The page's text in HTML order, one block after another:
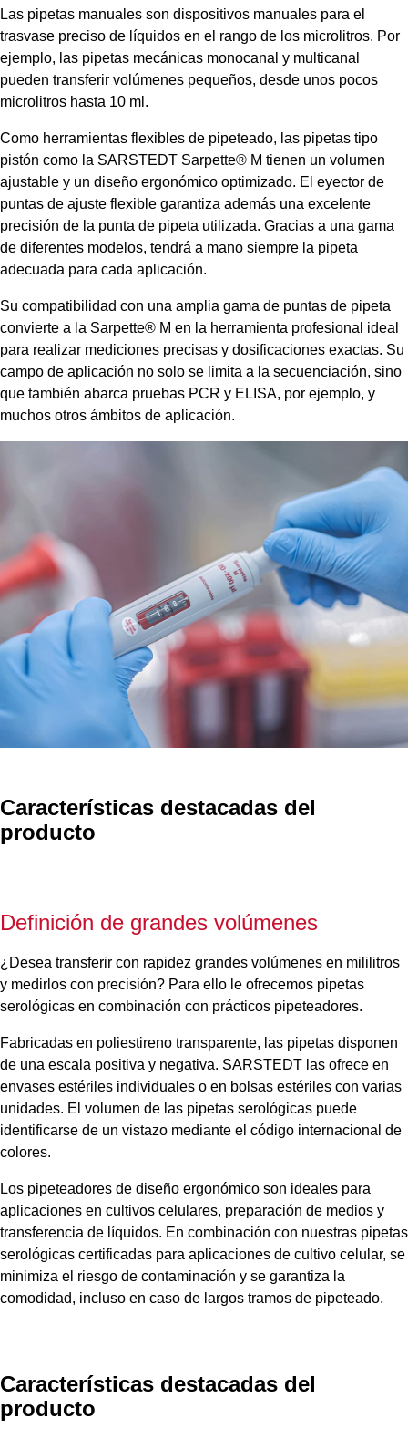
Las pipetas manuales son dispositivos manuales para el
trasvase preciso de líquidos en el rango de los microlitros. Por
ejemplo, las pipetas mecánicas monocanal y multicanal
pueden transferir volúmenes pequeños, desde unos pocos
microlitros hasta 10 ml.
Como herramientas flexibles de pipeteado, las pipetas tipo
pistón como la SARSTEDT Sarpette® M tienen un volumen
ajustable y un diseño ergonómico optimizado. El eyector de
puntas de ajuste flexible garantiza además una excelente
precisión de la punta de pipeta utilizada. Gracias a una gama
de diferentes modelos, tendrá a mano siempre la pipeta
adecuada para cada aplicación.
Su compatibilidad con una amplia gama de puntas de pipeta
convierte a la Sarpette® M en la herramienta profesional ideal
para realizar mediciones precisas y dosificaciones exactas. Su
campo de aplicación no solo se limita a la secuenciación, sino
que también abarca pruebas PCR y ELISA, por ejemplo, y
muchos otros ámbitos de aplicación.
Características destacadas del
producto
Definición de grandes volúmenes
¿Desea transferir con rapidez grandes volúmenes en mililitros
y medirlos con precisión? Para ello le ofrecemos pipetas
serológicas en combinación con prácticos pipeteadores.
Fabricadas en poliestireno transparente, las pipetas disponen
de una escala positiva y negativa. SARSTEDT las ofrece en
envases estériles individuales o en bolsas estériles con varias
unidades. El volumen de las pipetas serológicas puede
identificarse de un vistazo mediante el código internacional de
colores.
Los pipeteadores de diseño ergonómico son ideales para
aplicaciones en cultivos celulares, preparación de medios y
transferencia de líquidos. En combinación con nuestras pipetas
serológicas certificadas para aplicaciones de cultivo celular, se
minimiza el riesgo de contaminación y se garantiza la
comodidad, incluso en caso de largos tramos de pipeteado.
Características destacadas del
producto